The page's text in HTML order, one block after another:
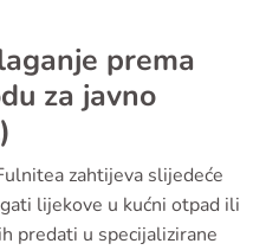
prema
za javno
zahtijeva slijedeće
lijekove u kućni otpad ili
predati u specijalizirane